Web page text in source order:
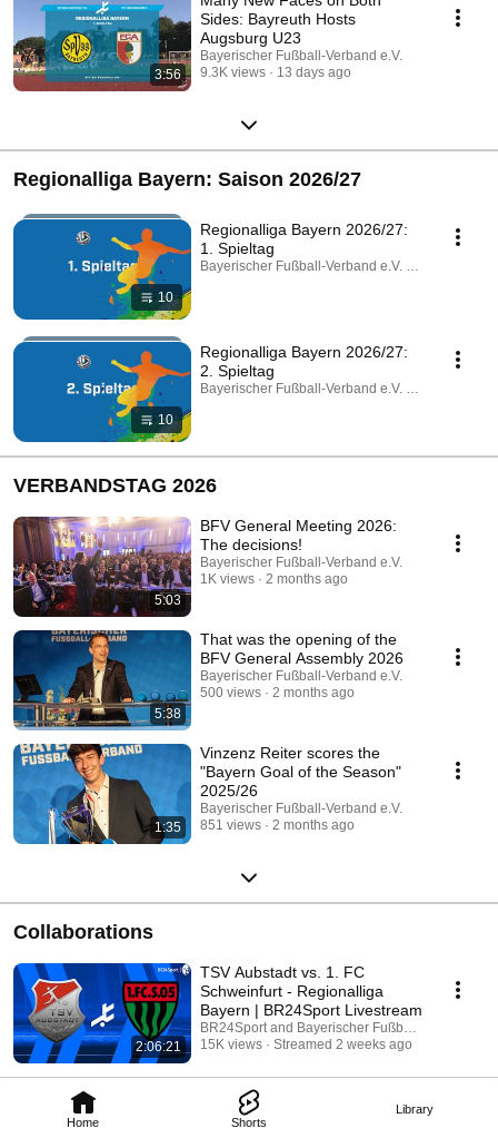
Home Shorts
Library
3:56
Sides: Bayreuth Hosts
Augsburg U23
Bayerischer Fußball-Verband e.V.
9.3K views
13 days ago
Regionalliga Bayern: Saison 2026/27
10
Regionalliga Bayern 2026/27:
1. Spieltag
Bayerischer Fußball-Verband e.V. · Playlist
10
Regionalliga Bayern 2026/27:
2. Spieltag
Bayerischer Fußball-Verband e.V. · Playlist
VERBANDSTAG 2026
5:03
BFV General Meeting 2026:
The decisions!
Bayerischer Fußball-Verband e.V.
1K views
2 months ago
5:38
That was the opening of the
BFV General Assembly 2026
Bayerischer Fußball-Verband e.V.
500 views
2 months ago
1:35
Vinzenz Reiter scores the
"Bayern Goal of the Season"
2025/26
Bayerischer Fußball-Verband e.V.
851 views
2 months ago
Collaborations
2:06:21
TSV Aubstadt vs. 1. FC
Schweinfurt - Regionalliga
Bayern | BR24Sport Livestream
BR24Sport and Bayerischer Fußball-Verband e.V.
15K views
Streamed 2 weeks ago